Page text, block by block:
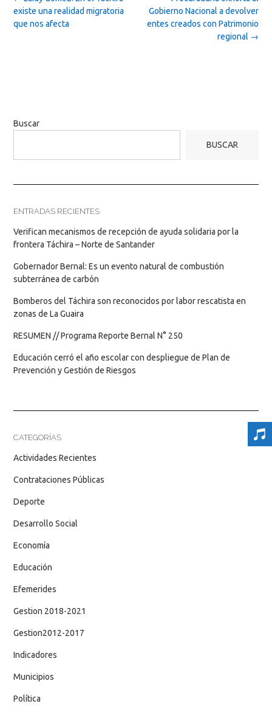
navigation
Gobierno Nacional a devolver
entes creados con Patrimonio
regional →
existe una realidad migratoria
que nos afecta
Buscar
BUSCAR
ENTRADAS RECIENTES
Verifican mecanismos de recepción de ayuda solidaria por la
frontera Táchira – Norte de Santander
Gobernador Bernal: Es un evento natural de combustión
subterránea de carbón
Bomberos del Táchira son reconocidos por labor rescatista en
zonas de La Guaira
RESUMEN // Programa Reporte Bernal N° 250
Educación cerró el año escolar con despliegue de Plan de
Prevención y Gestión de Riesgos
CATEGORÍAS
Actividades Recientes
Contrataciones Públicas
Deporte
Desarrollo Social
Economía
Educación
Efemerides
Gestion 2018-2021
Gestion2012-2017
Indicadores
Municipios
Política